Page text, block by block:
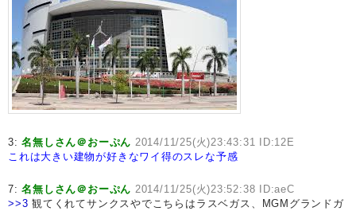
3:名無しさん＠おーぷん 2014/11/25(火)23:43:31 ID:12E
これは大きい建物が好きなワイ得のスレな予感
7:名無しさん＠おーぷん 2014/11/25(火)23:52:38 ID:aeC
>>3 観てくれてサンクスやでこちらはラスベガス、MGMグランドガ